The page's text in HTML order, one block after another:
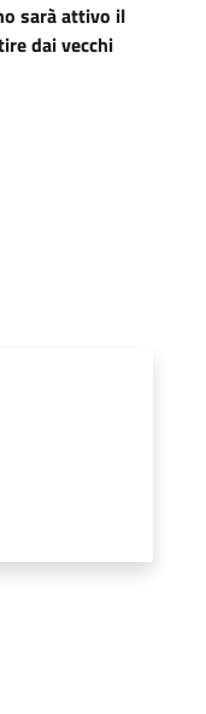
sarà attivo il
dai vecchi